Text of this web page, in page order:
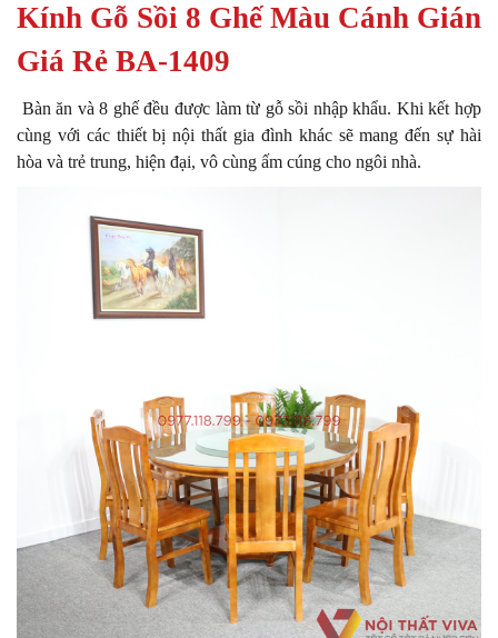
Kính Gỗ Sồi 8 Ghế Màu Cánh Gián
Giá Rẻ BA-1409
Bàn ăn và 8 ghế đều được làm từ gỗ sồi nhập khẩu. Khi kết hợp
cùng với các thiết bị nội thất gia đình khác sẽ mang đến sự hài
hòa và trẻ trung, hiện đại, vô cùng ấm cúng cho ngôi nhà.